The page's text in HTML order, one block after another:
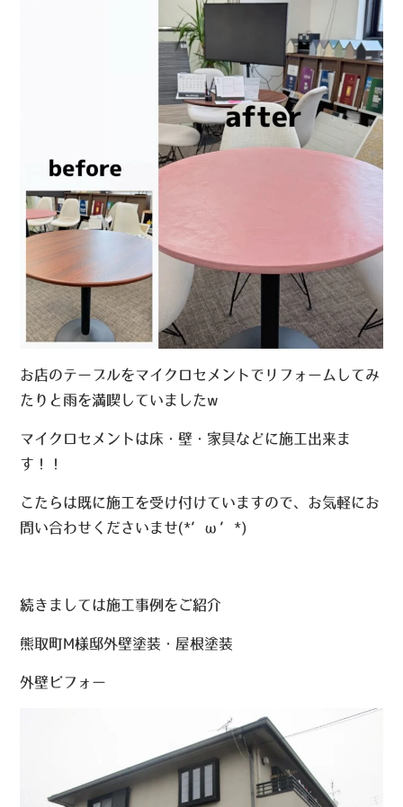
お店のテーブルをマイクロセメントでリフォームしてみ
たりと雨を満喫していましたw
マイクロセメントは床・壁・家具などに施工出来ま
す！！
こたらは既に施工を受け付けていますので、お気軽にお
問い合わせくださいませ(*’ω’*)
続きましては施工事例をご紹介
熊取町M様邸外壁塗装・屋根塗装
外壁ビフォー